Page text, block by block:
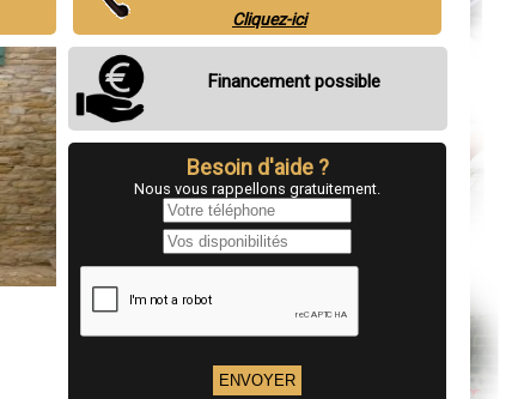
Cliquez-ici
Financement possible
Besoin d'aide ?
Nous vous rappellons gratuitement.